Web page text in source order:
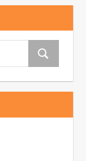
Cerca